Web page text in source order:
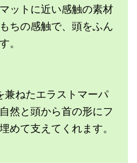
ットに近い感触の素材
ちの感触で、頭をふん
。
兼ねたエラストマーパ
然と頭から首の形にフ
めて支えてくれます。